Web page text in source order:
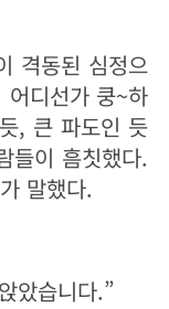
격동된 심정으
디선가 쿵~하
, 큰 파도인 듯
들이 흠칫했다.
말했다.
았습니다.”